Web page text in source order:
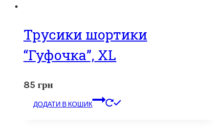
Трусики шортики
“Гуфочка”, XL
85 грн
ДОДАТИ В КОШИК